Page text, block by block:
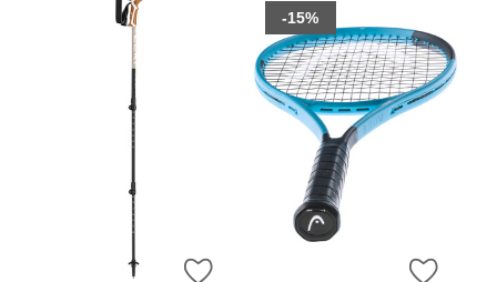
ZUR WUNSCHLISTE HINZUFÜGEN
ZUR
-15%